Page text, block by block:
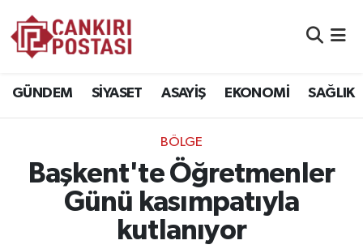
GÜNDEM SİYASET ASAYİŞ EKONOMİ SAĞLIK
BÖLGE
Başkent'te Öğretmenler
Günü kasımpatıyla
kutlanıyor
EKONOMİ
Trafik Durumu
Süper Lig Puan Durumu ve Fikstür